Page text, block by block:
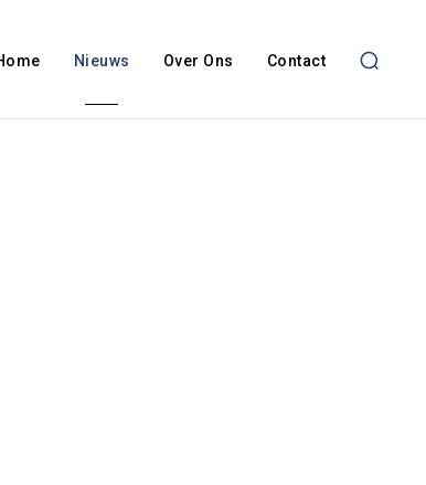
Nieuws Over Ons Contact